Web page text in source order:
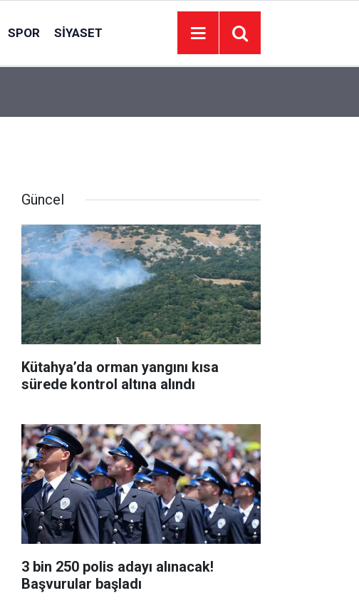
SPOR SIYASET
Güncel
Kütahya’da orman yangını kısa
sürede kontrol altına alındı
3 bin 250 polis adayı alınacak!
Başvurular başladı